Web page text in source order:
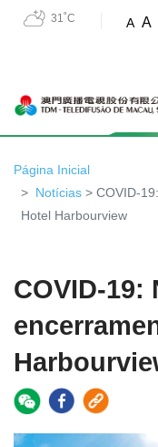
31˚C A A
Página Inicial
Notícias > COVID-
Hotel Harbourview
COVID-19: